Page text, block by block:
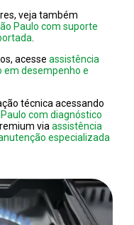
veja também
Paulo com suporte
acesse assistência
em desempenho e
técnica acessando
com diagnóstico
via assistência
especializada